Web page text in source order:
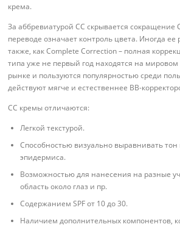
крема.
За аббревиатурой СС скрывается сокращение
переводе означает контроль цвета. Иногда
также, как Complete Correction – полная
типа уже не первый год находятся на мировом
рынке и пользуются популярностью среди
действуют мягче и естественнее BB-
СС кремы отличаются:
Легкой текстурой.
Способностью визуально выравнивать
эпидермиса.
Возможностью для нанесения на разные
область около глаз и пр.
Содержанием SPF от 10 до 30.
Наличием дополнительных компонентов,